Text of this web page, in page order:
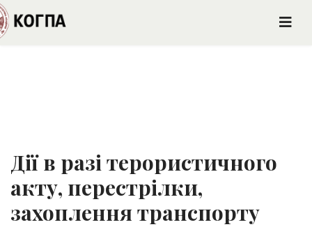
Дії в разі терористичного
акту, перестрілки,
захоплення транспорту